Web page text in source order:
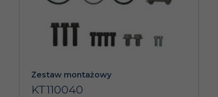
Zestaw montażowy
KT110040